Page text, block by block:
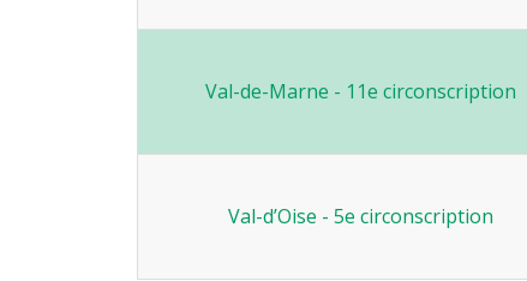
Val-de-Marne - 11e circonscription
Val-d’Oise - 5e circonscription